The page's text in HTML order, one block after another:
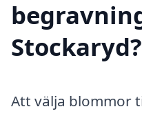
Stockaryd?
Att välja blommor